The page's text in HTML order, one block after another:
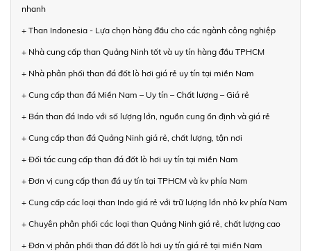
nhanh
+ Than Indonesia - Lựa chọn hàng đầu cho các ngành công nghiệp
+ Nhà cung cấp than Quảng Ninh tốt và uy tín hàng đầu TPHCM
+ Nhà phân phối than đá đốt lò hơi giá rẻ uy tín tại miền Nam
+ Cung cấp than đá Miền Nam – Uy tín – Chất lượng – Giá rẻ
+ Bán than đá Indo với số lượng lớn, nguồn cung ổn định và giá rẻ
+ Cung cấp than đá Quảng Ninh giá rẻ, chất lượng, tận nơi
+ Đối tác cung cấp than đá đốt lò hơi uy tín tại miền Nam
+ Đơn vị cung cấp than đá uy tín tại TPHCM và kv phía Nam
+ Cung cấp các loại than Indo giá rẻ với trữ lượng lớn nhỏ kv phía Nam
+ Chuyên phân phối các loại than Quảng Ninh giá rẻ, chất lượng cao
+ Đơn vị phân phối than đá đốt lò hơi uy tín giá rẻ tại miền Nam